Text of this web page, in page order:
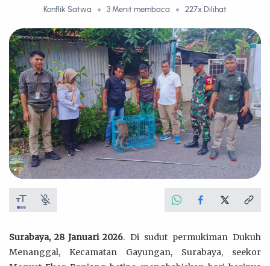
Konflik Satwa 3 Menit membaca 227x Dilihat
BERITA
Surabaya, 28 Januari 2026. Di sudut permukiman Dukuh
Menanggal, Kecamatan Gayungan, Surabaya, seekor